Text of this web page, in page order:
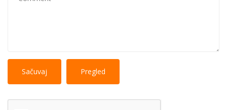
More information about text formats
HTML
tags allowed.
links automatically.